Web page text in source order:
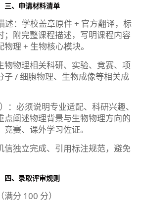
三、申请材料清单
述：学校盖章原件 + 官方翻译，标
；附完整课程描述，写明课程内容
理 + 生物核心模块。
物物理相关科研、实验、竞赛、项
子 / 细胞物理、生物成像等相关成
：必须说明专业适配、科研兴趣、
点阐述物理背景与生物物理方向的
赛、课外学习佐证。
信独立完成、引用标注规范，避免
四、录取评审规则
分 100 分）